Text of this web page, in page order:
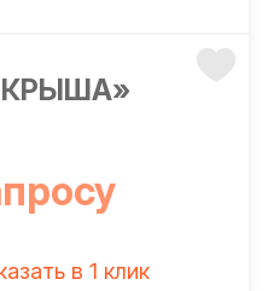
КРЫША»
в 1 клик